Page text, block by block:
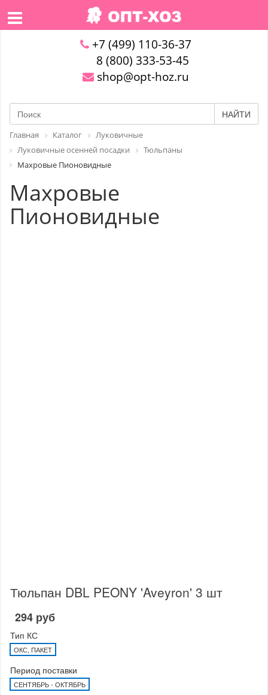
+7 (499) 110-36-37
8 (800) 333-53-45
shop@opt-hoz.ru
НАЙТИ
Главная Каталог
Луковичные
Луковичные осенней посадки
Тюльпаны
Махровые Пионовидные
Махровые
Пионовидные
Тюльпан DBL PEONY 'Aveyron' 3 шт
294 руб
Тип КС
ОКС, ПАКЕТ
Период поставки
СЕНТЯБРЬ - ОКТЯБРЬ